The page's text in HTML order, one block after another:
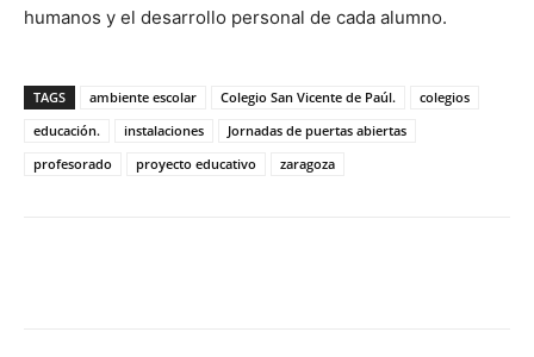
humanos y el desarrollo personal de cada alumno.
TAGS ambiente escolar Colegio San Vicente de Paúl.
colegios
educación.
instalaciones
Jornadas de puertas abiertas
profesorado
proyecto educativo zaragoza